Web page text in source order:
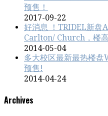
预售！
2017-09-22
好消息 ！TRIDEL新盘
Carlton/ Church，楼
2014-05-04
多大校区最新最热楼
预售!
2014-04-24
Archives